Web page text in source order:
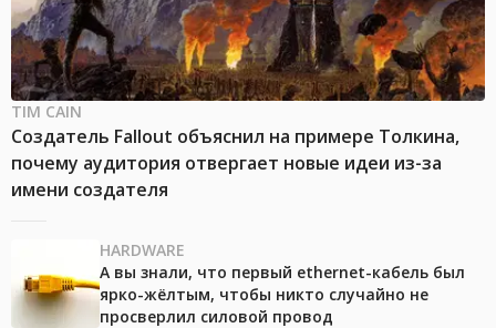
TIM CAIN
Создатель Fallout объяснил на примере Толкина,
почему аудитория отвергает новые идеи из-за
имени создателя
HARDWARE
А вы знали, что первый ethernet-кабель был
ярко-жёлтым, чтобы никто случайно не
просверлил силовой провод